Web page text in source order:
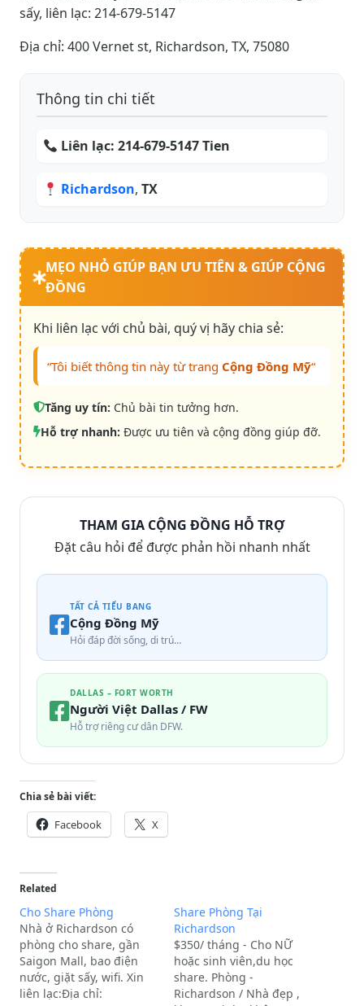
sấy, liên lạc: 214-679-5147
Địa chỉ: 400 Vernet st, Richardson, TX, 75080
Thông tin chi tiết
Liên lạc:214-679-5147 Tien
Richardson,TX
MẸO NHỎ GIÚP BẠN ƯU TIÊN & GIÚP CỘNG
ĐỒNG
Khi liên lạc với chủ bài, quý vị hãy chia sẻ:
“Tôi biết thông tin này từ trang Cộng Đồng Mỹ“
Tăng uy tín: Chủ bài tin tưởng hơn.
Hỗ trợ nhanh: Được ưu tiên và cộng đồng giúp đỡ.
THAM GIA CỘNG ĐỒNG HỖ TRỢ
Đặt câu hỏi để được phản hồi nhanh nhất
TẤT CẢ TIỂU BANG
Cộng Đồng Mỹ
Hỏi đáp đời sống, di trú…
DALLAS – FORT WORTH
Người Việt Dallas / FW
Hỗ trợ riêng cư dân DFW.
Chia sẻ bài viết:
Facebook X
Related
Cho Share Phòng
Nhà ở Richardson có
phòng cho share, gần
Saigon Mall, bao điện
nước, giặt sấy, wifi. Xin
liên lạc:Địa chỉ:
Share Phòng Tại
Richardson
$350/ tháng - Cho NỮ
hoặc sinh viên,du học
share. Phòng -
Richardson / Nhà đẹp ,